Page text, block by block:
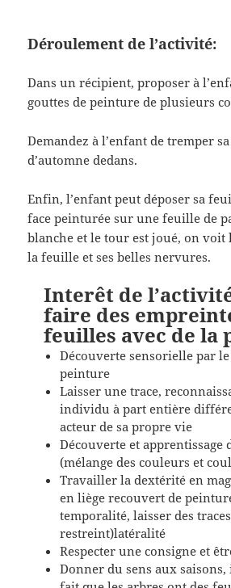
Déroulement de l’activité:
Dans un récipient, proposer à
gouttes de peinture de plusieurs
Demandez à l’enfant de tremper
d’automne dedans.
Enfin, l’enfant peut déposer sa
face peinturée sur une feuille de
blanche et le tour est joué, on voit
la feuille et ses belles nervures.
Interêt de
faire des
feuilles avec de la
Découverte sensorielle par
peinture
Laisser une trace,
individu à part entière
acteur de sa propre vie
Découverte et apprentissage
(mélange des couleurs et
Travailler la dextérité en
en liège recouvert de
temporalité, laisser des
restreint)latéralité
Respecter une consigne et
Donner du sens aux saisons,